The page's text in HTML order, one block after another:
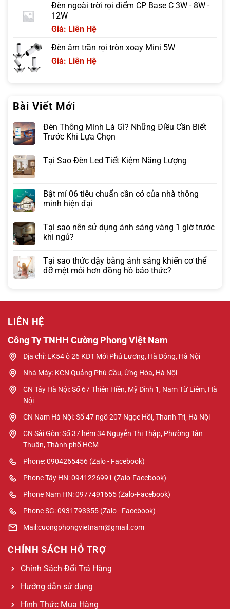
Đèn ngoài trời rọi điểm CP Base C 3W - 8W -
12W
Giá: Liên Hệ
Đèn âm trần rọi tròn xoay Mini 5W
Giá: Liên Hệ
Bài Viết Mới
Đèn Thông Minh Là Gì? Những Điều Cần Biết
Trước Khi Lựa Chọn
Tại Sao Đèn Led Tiết Kiệm Năng Lượng
Bật mí 06 tiêu chuẩn cần có của nhà thông
minh hiện đại
Tại sao nên sử dụng ánh sáng vàng 1 giờ trước
khi ngủ?
Tại sao thức dậy bằng ánh sáng khiến cơ thể
đỡ mệt mỏi hơn đồng hồ báo thức?
LIÊN HỆ
Công Ty TNHH Cường Phong Việt Nam
Địa chỉ: LK54 ô 26 KĐT Mới Phú Lương, Hà Đông, Hà Nội
Nhà Máy: KCN Quảng Phú Cầu, Ứng Hòa, Hà Nội
CN Tây Hà Nội: Số 67 Thiên Hiền, Mỹ Đình 1, Nam Từ Liêm, Hà
Nội
CN Nam Hà Nội: Số 47 ngõ 207 Ngọc Hồi, Thanh Trì, Hà Nội
CN Sài Gòn: Số 37 hẻm 34 Nguyễn Thị Thập, Phường Tân
Thuận, Thành phố HCM
Phone: 0904265456 (Zalo - Facebook)
Phone Tây HN: 0941226991 (Zalo-Facebook)
Phone Nam HN: 0977491655 (Zalo-Facebook)
Phone SG: 0931793355 (Zalo - Facebook)
Mail:cuongphongvietnam@gmail.com
CHÍNH SÁCH HỖ TRỢ
Chính Sách Đổi Trả Hàng
Hướng dẫn sử dụng
Hình Thức Mua Hàng